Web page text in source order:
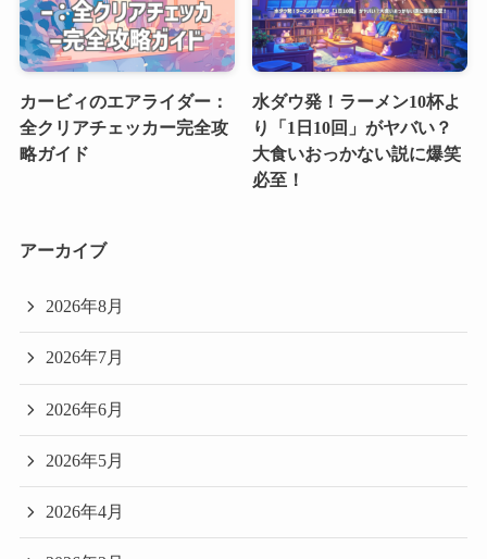
カービィのエアライダー：
全クリアチェッカー完全攻
略ガイド
水ダウ発！ラーメン10杯よ
り「1日10回」がヤバい？
大食いおっかない説に爆笑
必至！
アーカイブ
2026年8月
2026年7月
2026年6月
2026年5月
2026年4月